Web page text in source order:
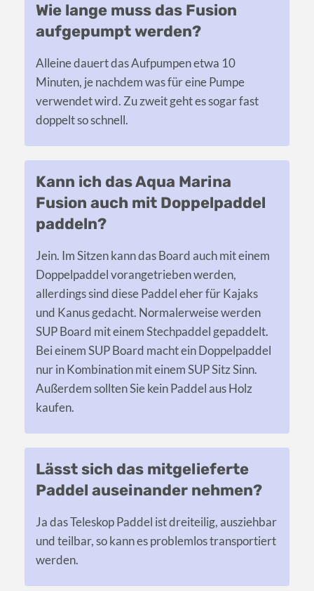
Wie lange muss das Fusion
aufgepumpt werden?
Alleine dauert das Aufpumpen etwa 10
Minuten, je nachdem was für eine Pumpe
verwendet wird. Zu zweit geht es sogar fast
doppelt so schnell.
Kann ich das Aqua Marina
Fusion auch mit Doppelpaddel
paddeln?
Jein. Im Sitzen kann das Board auch mit einem
Doppelpaddel vorangetrieben werden,
allerdings sind diese Paddel eher für Kajaks
und Kanus gedacht. Normalerweise werden
SUP Board mit einem Stechpaddel gepaddelt.
Bei einem SUP Board macht ein Doppelpaddel
nur in Kombination mit einem SUP Sitz Sinn.
Außerdem sollten Sie kein Paddel aus Holz
kaufen.
Lässt sich das mitgelieferte
Paddel auseinander nehmen?
Ja das Teleskop Paddel ist dreiteilig, ausziehbar
und teilbar, so kann es problemlos transportiert
werden.